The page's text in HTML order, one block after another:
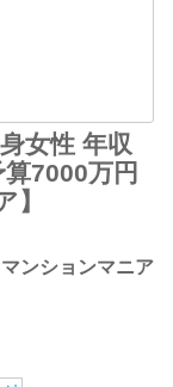
女性 年収
7000万円
】
マンションマニア